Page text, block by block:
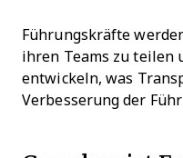
Führungskräfte
ihren Teams zu teilen
entwickeln, was
Verbesserung der